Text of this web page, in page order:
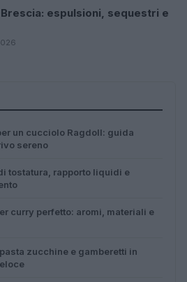
espulsioni, sequestri e
un cucciolo Ragdoll: guida
sereno
tostatura, rapporto liquidi e
curry perfetto: aromi, materiali e
zucchine e gamberetti in